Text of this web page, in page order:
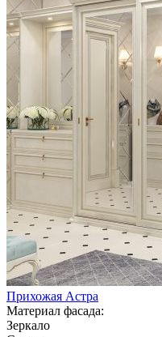
Прихожая Астра
Материал фасада:
Зеркало